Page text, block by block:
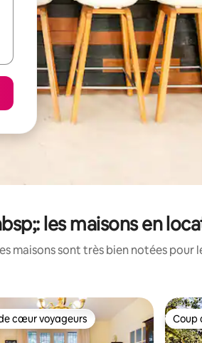
les maisons en
maisons sont très bien notées
cœur voyageurs les plus appréciés
cœur voyageurs Coup
Coup